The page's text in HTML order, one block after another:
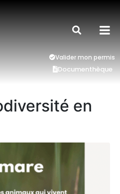
Valider mon permis
Documenthèque
en